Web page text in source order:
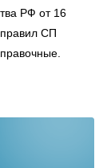
РФ от 16
СП